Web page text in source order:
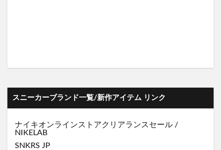
スニーカーブランド一覧/新作アイテム リンク
ナイキオンラインストアクリアランスセール /
NIKELAB
SNKRS JP